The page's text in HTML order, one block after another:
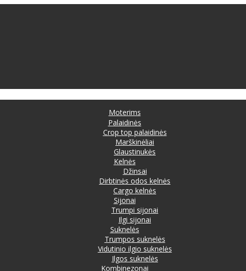
Moterims
Palaidinės
Crop top palaidinės
Marškinėliai
Glaustinukės
Kelnės
Džinsai
Dirbtinės odos kelnės
Cargo kelnės
Sijonai
Trumpi sijonai
Ilgi sijonai
Suknelės
Trumpos suknelės
Vidutinio ilgio suknelės
Ilgos suknelės
Kombinezonai